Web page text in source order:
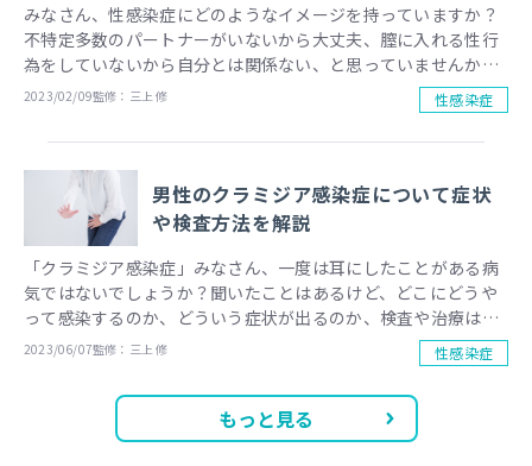
みなさん、性感染症にどのようなイメージを持っていますか？
不特定多数のパートナーがいないから大丈夫、膣に入れる性行
為をしていないから自分とは関係ない、と思っていませんか。
実はキスだけでも感染する性感染症があります。また、特定の
パートナーとだけ性行為をしていても感染する場合がありま
す。今回は誤ったイメージのつきやすい性感染症について解説
します。
2023/02/09監修： 三上 修 性感染症
男性のクラミジア感染症について症状
や検査方法を解説
「クラミジア感染症」みなさん、一度は耳にしたことがある病
気ではないでしょうか？聞いたことはあるけど、どこにどうや
って感染するのか、どういう症状が出るのか、検査や治療は？
などなど、いまいちよく知らないなあ、という方が多いのでは
2023/06/07監修： 三上 修 性感染症
もっと見る